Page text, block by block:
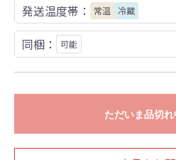
発送温度帯： 常温 冷蔵
同梱： 可能
ただいま品切れ